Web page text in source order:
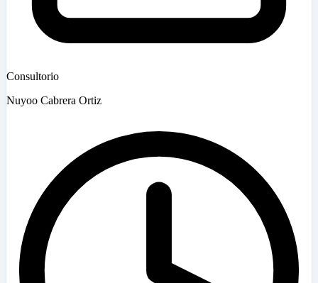
Consultorio
Nuyoo Cabrera Ortiz